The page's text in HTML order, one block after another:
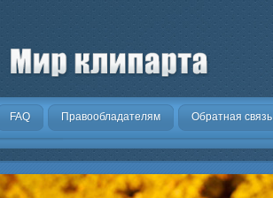
FAQ Правообладателям Обратная связь